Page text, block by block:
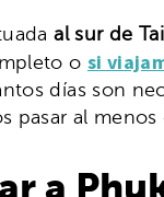
al sur de
o si
días son
pasar al